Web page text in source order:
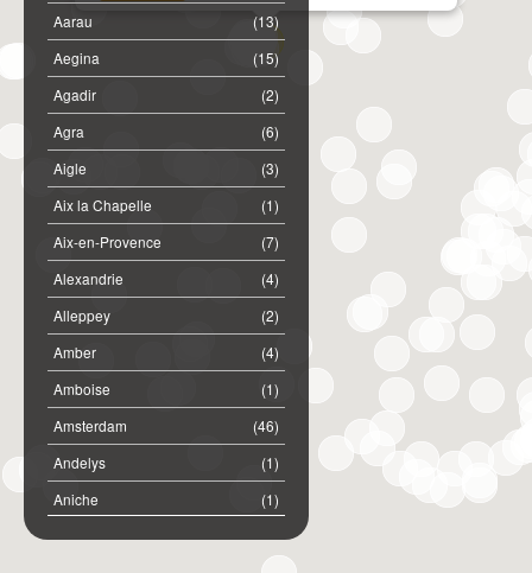
(13)
Aarau
(15)
Aegina
(2)
Agadir
(6)
Agra
(3)
Aigle
(1)
Aix la Chapelle
(7)
Aix-en-Provence
(4)
Alexandrie
(2)
Alleppey
(4)
Amber
(1)
Amboise
(46)
Amsterdam
(1)
Andelys
(1)
Aniche
(2)
Annemasse